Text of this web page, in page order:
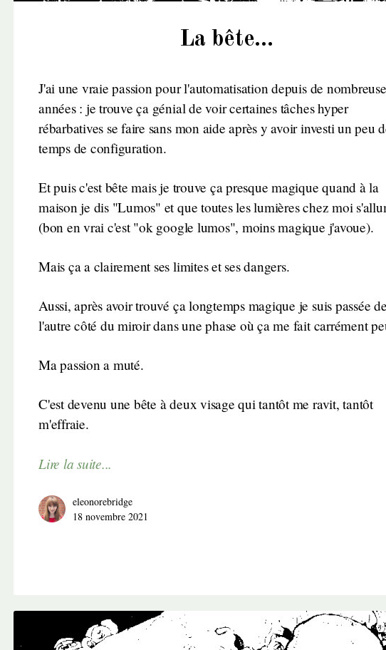
La bête…
J'ai une vraie passion pour l'automatisation depuis de
années : je trouve ça génial de voir certaines tâches hyper
rébarbatives se faire sans mon aide après y avoir investi un peu
temps de configuration.
Et puis c'est bête mais je trouve ça presque magique quand à la
maison je dis "Lumos" et que toutes les lumières chez moi
(bon en vrai c'est "ok google lumos", moins magique j'avoue).
Mais ça a clairement ses limites et ses dangers.
Aussi, après avoir trouvé ça longtemps magique je suis passée
l'autre côté du miroir dans une phase où ça me fait carrément
Ma passion a muté.
C'est devenu une bête à deux visage qui tantôt me ravit, tantôt
m'effraie.
Lire la suite...
eleonorebridge
18 novembre 2021